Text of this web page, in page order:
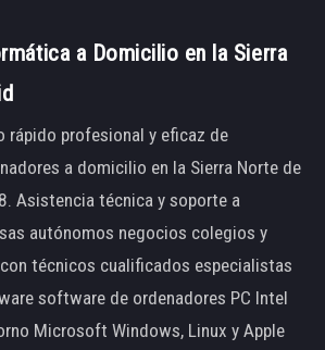
a Domicilio en la Sierra
rápido profesional y eficaz de
a domicilio en la Sierra Norte de
Asistencia técnica y soporte a
autónomos negocios colegios y
técnicos cualificados especialistas
software de ordenadores PC Intel
Microsoft Windows, Linux y Apple